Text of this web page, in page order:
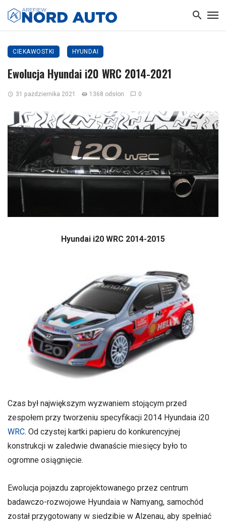
CIEKAWOSTKI HYUNDAI
Ewolucja Hyundai i20 WRC 2014-2021
31 października 2021 1368 odsłon 0
Hyundai i20 WRC 2014-2015
Czas był największym wyzwaniem stojącym przed
zespołem przy tworzeniu specyfikacji 2014 Hyundaia i20
WRC. Od czystej kartki papieru do konkurencyjnej
konstrukcji w zaledwie dwanaście miesięcy było to
ogromne osiągnięcie.
Ewolucja pojazdu zaprojektowanego przez centrum
badawczo-rozwojowe Hyundaia w Namyang, samochód
został przygotowany w siedzibie w Alzenau, aby spełniać